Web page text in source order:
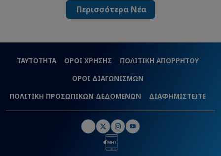
Περισσότερα Νέα
ΤΑΥΤΟΤΗΤΑ ΟΡΟΙ ΧΡΗΣΗΣ
ΠΟΛΙΤΙΚΗ ΑΠΟΡΡΗΤΟΥ
ΟΡΟΙ ΔΙΑΓΩΝΙΣΜΩΝ
ΠΟΛΙΤΙΚΗ ΠΡΟΣΩΠΙΚΩΝ ΔΕΔΟΜΕΝΩΝ
ΔΙΑΦΗΜΙΣΤΕΙΤΕ